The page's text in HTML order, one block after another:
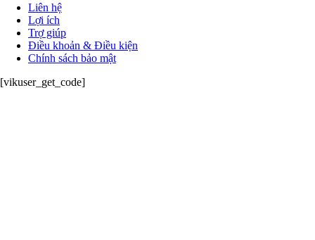
Liên hệ
Lợi ích
Trợ giúp
Điều khoản & Điều kiện
Chính sách bảo mật
[vikuser_get_code]